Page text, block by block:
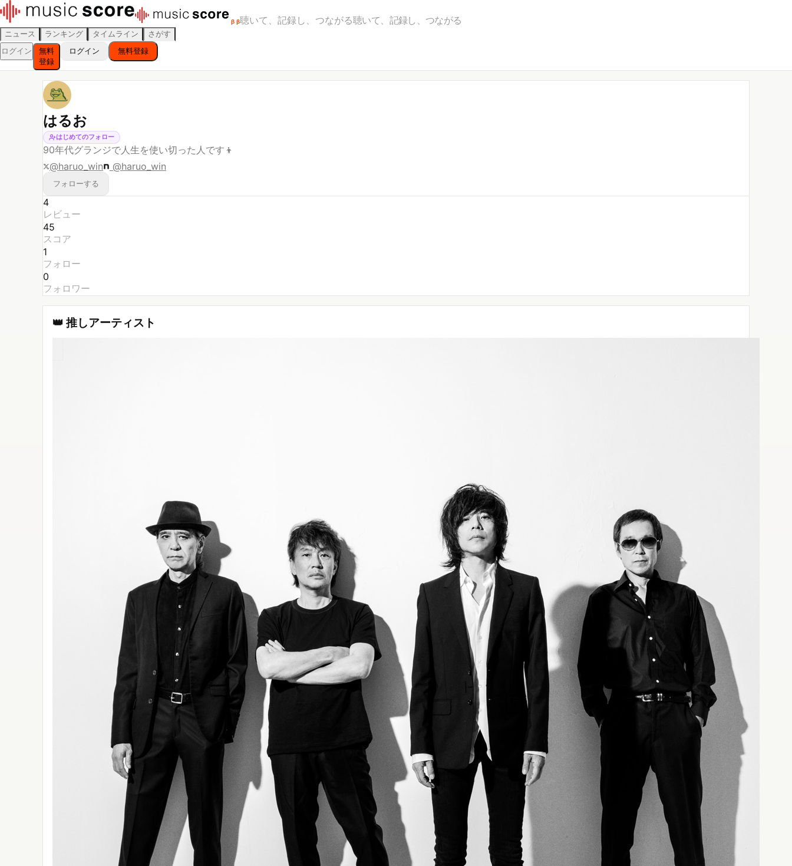
β β聴いて、記録し、つながる聴いて、記録し、つながる
ニュース ランキング タイムライン
さがす
ログイン
無料
登録
ログイン 無料登録
はるお
はじめてのフォロー
90年代グランジで人生を使い切った人です👦
@haruo_win @haruo_win
フォローする
4
レビュー
45
スコア
1
フォロー
0
フォロワー
👑 推しアーティスト